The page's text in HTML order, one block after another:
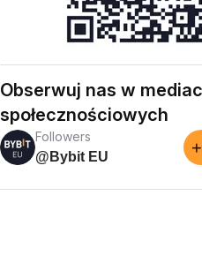
Obserwuj nas w
społecznościowych
Followers
@Bybit EU
+